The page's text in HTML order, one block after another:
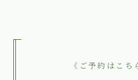
《ご予約はこち